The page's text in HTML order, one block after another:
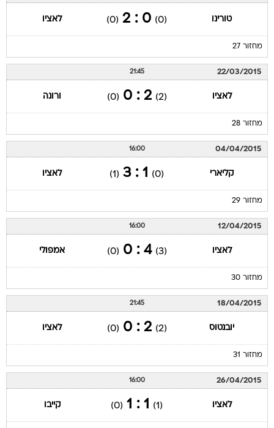
טורינו (0)
0 : 2
(0) לאציו
מחזור 27
22/03/2015
21:45
לאציו (2)
2 : 0
(0) ורונה
מחזור 28
04/04/2015
16:00
קליארי (0)
1 : 3
(1) לאציו
מחזור 29
12/04/2015
16:00
לאציו (3)
4 : 0
(0) אמפולי
מחזור 30
18/04/2015
21:45
יובנטוס (2)
2 : 0
(0) לאציו
מחזור 31
26/04/2015
16:00
לאציו (1)
1 : 1
(0) קייבו